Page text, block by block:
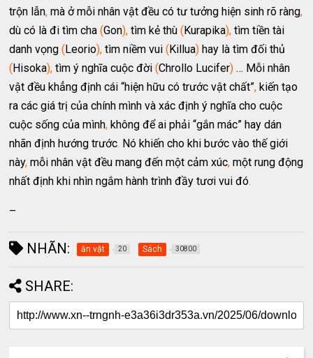
trộn lẫn, mà ở mỗi nhân vật đều có tư tưởng hiện sinh rõ ràng,
dù có là đi tìm cha(Gon), tìm kẻ thù(Kurapika), tìm tiền tài
danh vọng(Leorio), tìm niềm vui(Killua) hay là tìm đối thủ
(Hisoka), tìm ý nghĩa cuộc đời(Chrollo Lucifer) … Mỗi nhân
vật đều khẳng định cái “hiện hữu có trước vật chất”, kiến tạo
ra các giá trị của chính mình và xác định ý nghĩa cho cuộc
cuộc sống của mình, không để ai phải “gắn mác” hay dán
nhãn định hướng trước. Nó khiến cho khi bước vào thế giới
này, mỗi nhân vật đều mang đến một cảm xúc, một rung động
nhất định khi nhìn ngắm hành trình đầy tươi vui đó.
–
NHÃN: ăn vặt 20 Sách 30800
SHARE: